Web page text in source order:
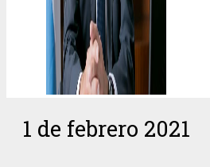
1 de febrero 2021